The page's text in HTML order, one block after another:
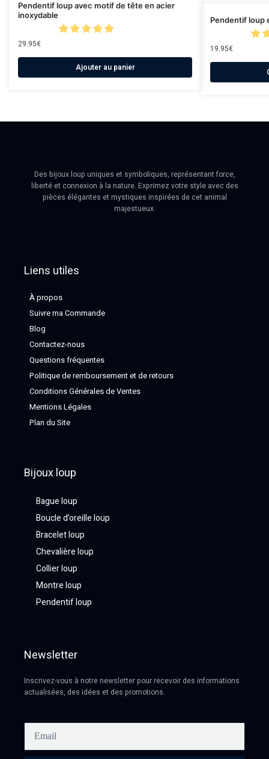
Pendentif loup avec motif de tête en acier
inoxydable
29.95€
Ajouter au panier
Pendentif loup
19.95€
Des bijoux loup uniques et symboliques, représentant force,
liberté et connexion à la nature. Exprimez votre style avec des
pièces élégantes et mystiques inspirées de cet animal
majestueux.
Liens utiles
À propos
Suivre ma Commande
Blog
Contactez-nous
Questions fréquentes
Politique de remboursement et de retours
Conditions Générales de Ventes
Mentions Légales
Plan du Site
Bijoux loup
Bague loup
Boucle d’oreille loup
Bracelet loup
Chevalière loup
Collier loup
Montre loup
Pendentif loup
Newsletter
Inscrivez-vous à notre newsletter pour recevoir des informations
actualisées, des idées et des promotions.